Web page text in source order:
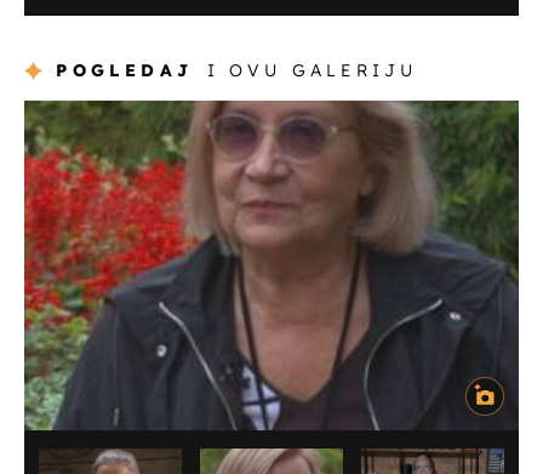
POGLEDAJ I OVU GALERIJU